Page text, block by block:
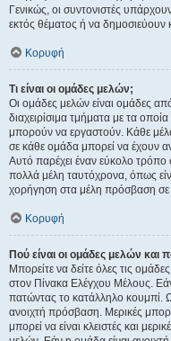
Γενικώς, οι συντονιστές
εκτός θέματος ή να δημοσιεύουν
Κορυφή
Τι είναι οι ομάδες μελών;
Οι ομάδες μελών είναι ομάδες
διαχειρίσιμα τμήματα με τα
μπορούν να εργαστούν. Κάθε
σε κάθε ομάδα μπορεί να έχουν
Αυτό παρέχει έναν εύκολο τρόπο
πολλά μέλη ταυτόχρονα, όπως
χορήγηση στα μέλη πρόσβαση σε
Κορυφή
Πού είναι οι ομάδες μελών
Μπορείτε να δείτε όλες τις
στον Πίνακα Ελέγχου Μέλους.
πατώντας το κατάλληλο κουμπί.
ανοιχτή πρόσβαση. Μερικές
μπορεί να είναι κλειστές και